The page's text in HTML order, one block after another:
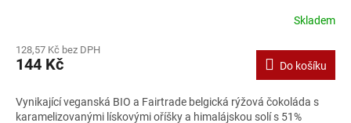
Skladem
128,57 Kč bez DPH
144 Kč Do košíku
Vynikající veganská BIO a Fairtrade belgická rýžová čokoláda s
karamelizovanými lískovými oříšky a himalájskou solí s 51%